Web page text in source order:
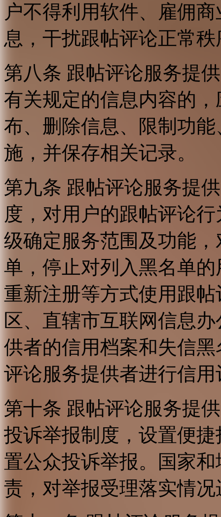
户不得利用软件、雇佣
息，干扰跟帖评论正常
第八条 跟帖评论服务提
有关规定的信息内容的
布、删除信息、限制功
施，并保存相关记录。
第九条 跟帖评论服务提
度，对用户的跟帖评论
级确定服务范围及功能
单，停止对列入黑名单
重新注册等方式使用跟
区、直辖市互联网信息
供者的信用档案和失信
评论服务提供者进行信用
第十条 跟帖评论服务提
投诉举报制度，设置便
置公众投诉举报。国家
责，对举报受理落实情